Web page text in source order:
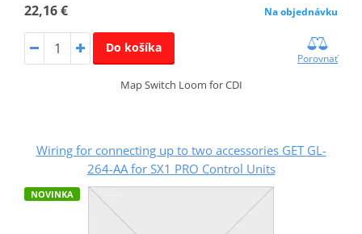
22,16 € Na objednávku
Do košíka
Porovnať
Map Switch Loom for CDI
Wiring for connecting up to two accessories GET GL-
264-AA for SX1 PRO Control Units
NOVINKA